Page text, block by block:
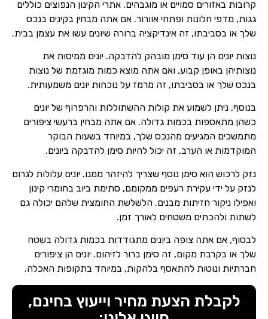
קרובות באזורים סמויים או מוגבהים. אתרי הקינון הנפוצים כוללים
גגות, מדפי חלונות ופתחי אוורור. אם אתה מבחין בקינים בנכס
שלך או בסביבתו, זה אינדיקציה ברורה שיונים עשו את עצמן בבית.
נוצות יונים הן עוד סימן מובהק להדבקה. יונים ממיסות את
נוצותיהן באופן קבוע, ואם אתה מוצא כמות מוגזמת של נוצות
בנכס שלך או בסביבתו, זה מרמז על נוכחות יונים משמעותית.
בנוסף, ניתן לשמוע את קולות ההשתוללות והרפרוף של יונים
כשהן מתאספות בכמות גדולה. אם אתה מבחין ברעשי ציפורים
מתמשכים המגיעים מהנכס שלך, במיוחד בשעות הבוקר
המוקדמות או הערב, זה יכול להיות סימן להדבקה ביונים.
נזק לרכוש הוא סימן נוסף שצריך להיזהר ממנו. יונים עלולות לגרום
לנזק על ידי עקירת רעפים ממקומם, סתימת ביוב בחומרי קינון
ואפילו ניקור חזיתות מבנים. הלשלשת החומצית שלהם יכולה גם
לשתות ולהכתים משטחים לאורך זמן.
לבסוף, אם אתה צופה ביונים מתגודדות בכמות גדולה בשטח
שלך או בקרבת מקום, זה סימן ברור לזיהום. יונים הן ציפורים
חברתיות ונוטות להתאסף בלהקות, במיוחד בתקופות האכלה.
לקבלת הצעת מחיר וייעוץ בחינם,